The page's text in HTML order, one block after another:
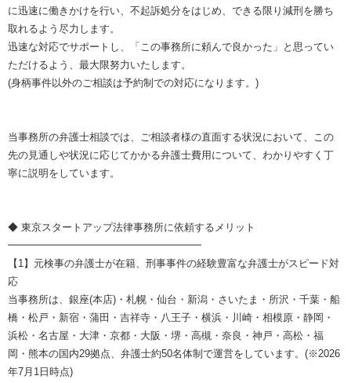
に迅速に働きかけを行い、不起訴処分をはじめ、できる限り減刑を勝ち
取れるよう尽力します。
迅速な対応でサポートし、「この事務所に頼んで良かった」と思ってい
ただけるよう、最大限努力いたします。
(身柄事件以外のご相談は予約制での対応になります。)
当事務所の弁護士相談では、ご相談者様の直面する状況において、この
先の見通しや状況に応じてかかる弁護士費用について、わかりやすく丁
寧に説明をしています。
◆ 東京スタートアップ法律事務所に依頼するメリット
━━━━━━━━━━━━━━━━━━━
【1】元検事の弁護士が在籍、刑事事件の経験豊富な弁護士がスピード対
応
当事務所は、銀座(本店)・札幌・仙台・新潟・さいたま・所沢・千葉・船
橋・松戸・新宿・蒲田・吉祥寺・八王子・横浜・川崎・相模原・静岡・
浜松・名古屋・大津・京都・大阪・堺・高槻・奈良・神戸・高松・福
岡・熊本の国内29拠点、弁護士約50名体制で運営をしています。(※2026
年7月1日時点)